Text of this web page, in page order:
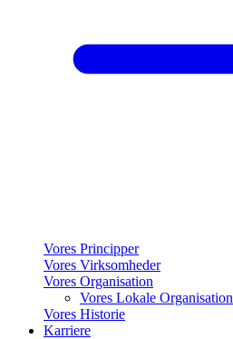
Vores Principper
Vores Virksomheder
Vores Organisation
Vores Lokale Organisation
Vores Historie
Karriere